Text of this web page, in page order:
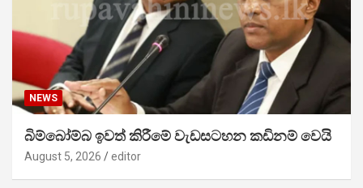
NEWS
බිම්බෝම්බ ඉවත් කිරීමේ වැඩසටහන කඩිනම් වෙයි
August 5, 2026 editor